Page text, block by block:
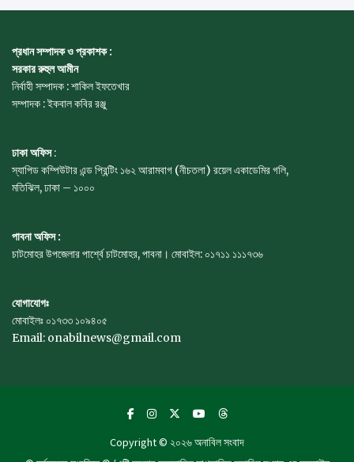
প্রধান সম্পাদক ও প্রকাশক :
সরকার রুহুল আমীন
নির্বাহী সম্পাদক : শাকিল ইফতেখার
সম্পাদক : ইকবাল কবির রঞ্জু
ঢাকা অফিস:
স্যাপিড কম্পিউটার এন্ড প্রিন্টিং ১৬২ আরামবাগ (নীচতলা) রয়েল একাডেমির গলি,
মতিঝিল, ঢাকা – ১০০০
পাবনা অফিস :
চাটমোহর উপজেলার পার্শ্বে চাটমোহর, পাবনা। মোবাইল: ০১৭১১ ১১১৭৩৬
যোগাযোগঃ
মোবাইলঃ ০১৭৩৩ ১০৯৪০৫
Email: onabilnews@gmail.com
Copyright © ২০২৬অনাবিল সংবাদ